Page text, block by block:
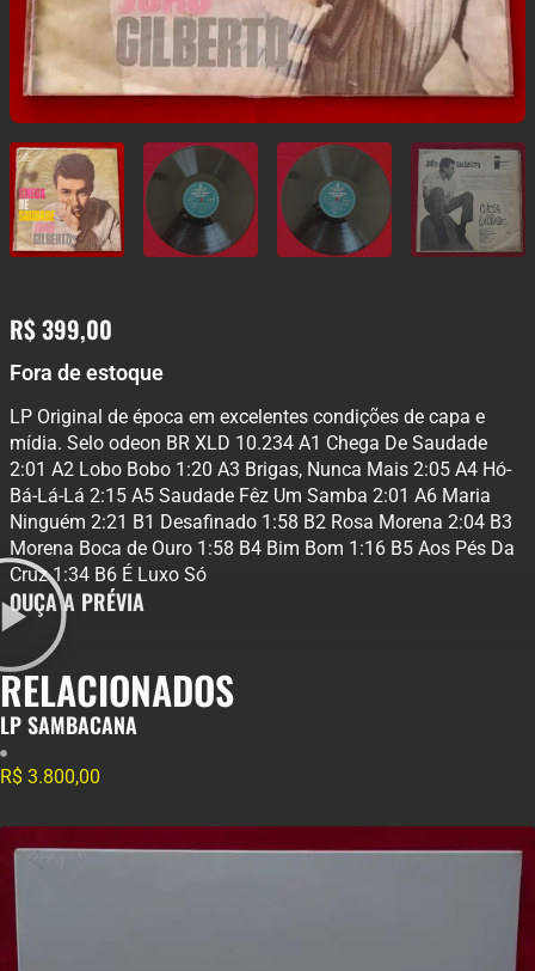
R$399,00
Fora de estoque
LP Original de época em excelentes condições de capa e
mídia. Selo odeon BR XLD 10.234 A1 Chega De Saudade
2:01 A2 Lobo Bobo 1:20 A3 Brigas, Nunca Mais 2:05 A4 Hó-
Bá-Lá-Lá 2:15 A5 Saudade Fêz Um Samba 2:01 A6 Maria
Ninguém 2:21 B1 Desafinado 1:58 B2 Rosa Morena 2:04 B3
Morena Boca de Ouro 1:58 B4 Bim Bom 1:16 B5 Aos Pés Da
Cruz 1:34 B6 É Luxo Só
OUÇA A PRÉVIA
RELACIONADOS
LP SAMBACANA
R$ 3.800,00